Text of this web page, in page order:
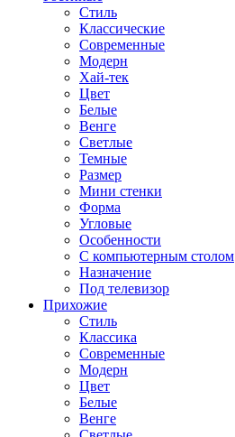
Стиль
Классические
Современные
Модерн
Хай-тек
Цвет
Белые
Венге
Светлые
Темные
Размер
Мини стенки
Форма
Угловые
Особенности
С компьютерным столом
Назначение
Под телевизор
Прихожие
Стиль
Классика
Современные
Модерн
Цвет
Белые
Венге